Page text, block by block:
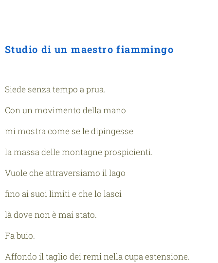
Studio di un maestro fiammingo
Siede senza tempo a prua.
Con un movimento della mano
mi mostra come se le dipingesse
la massa delle montagne prospicienti.
Vuole che attraversiamo il lago
fino ai suoi limiti e che lo lasci
là dove non è mai stato.
Fa buio.
Affondo il taglio dei remi nella cupa estensione.